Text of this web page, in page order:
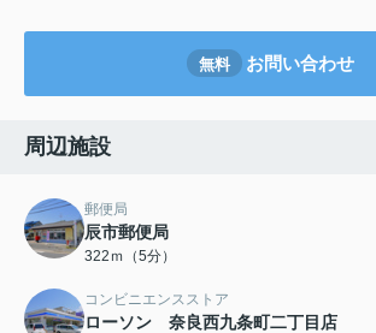
無料 お問い合わせ
周辺施設
郵便局
辰市郵便局
322ｍ（5分）
コンビニエンスストア
ローソン 奈良西九条町二丁目店